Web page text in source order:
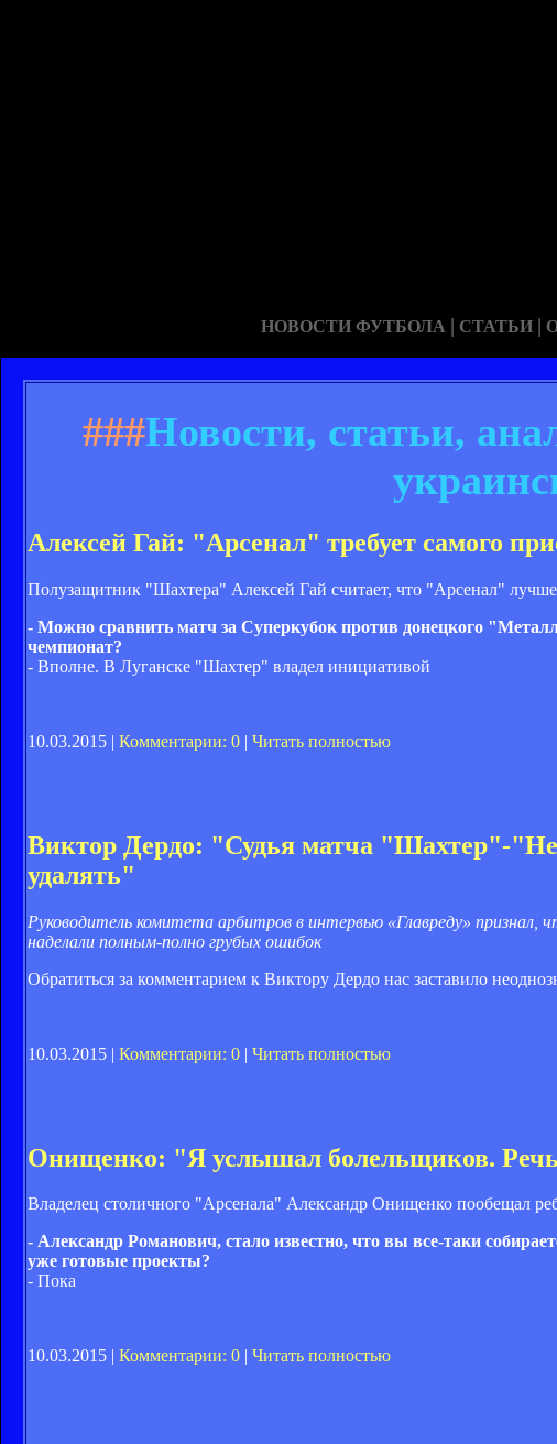
НОВОСТИ ФУТБОЛА | СТАТЬИ |
###Новости, статьи,
Алексей Гай: "Арсенал" требует самого
Полузащитник "Шахтера" Алексей Гай считает, что "Арсенал"
- Можно сравнить матч за Суперкубок против донецкого
чемпионат?
- Вполне. В Луганске "Шахтер" владел инициативой
10.03.2015 | Комментарии: 0 | Читать полностью
Виктор Дердо: "Судья матча "Шахтер"-
удалять"
Руководитель комитета арбитров в интервью «Главреду»
наделали полным-полно грубых ошибок
Обратиться за комментарием к Виктору Дердо нас заставило
10.03.2015 | Комментарии: 0 | Читать полностью
Онищенко: "Я услышал болельщиков. Речь
Владелец столичного "Арсенала" Александр Онищенко пообещал
- Александр Романович, стало известно, что вы все-таки
уже готовые проекты?
- Пока
10.03.2015 | Комментарии: 0 | Читать полностью